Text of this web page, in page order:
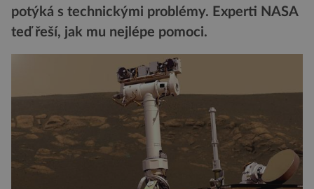
potýká s technickými problémy. Experti NASA
teď řeší, jak mu nejlépe pomoci.